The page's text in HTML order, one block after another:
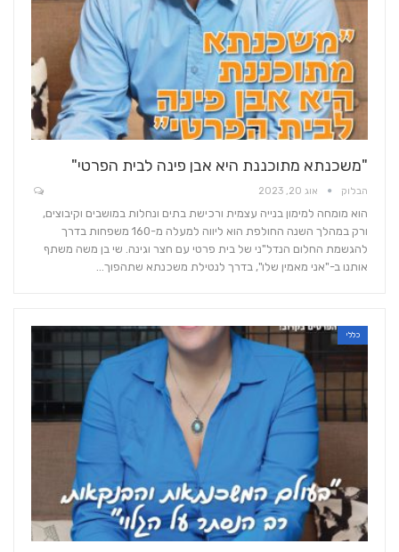
"משכנתא מתוכננת היא אבן פינה לבית הפרטי"
הבלוק אוג 20, 2023
הוא מומחה למימון בנייה עצמית ורכישת בתים ונחלות במושבים וקיבוצים,
ורק במהלך השנה החולפת הוא ליווה למעלה מ-160 משפחות בדרך
להגשמת החלום הנדל"ני של בית פרטי עם חצר וגינה. שי בן משה משתף
אותנו ב-"אני מאמין שלו", בדרך לנטילת משכנתא שתהפוך…
כללי